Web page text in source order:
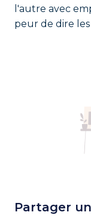
l'autre avec
peur de dire les
Partager